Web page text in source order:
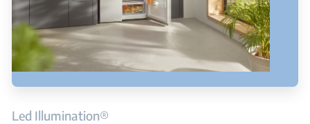
Led Illumination®